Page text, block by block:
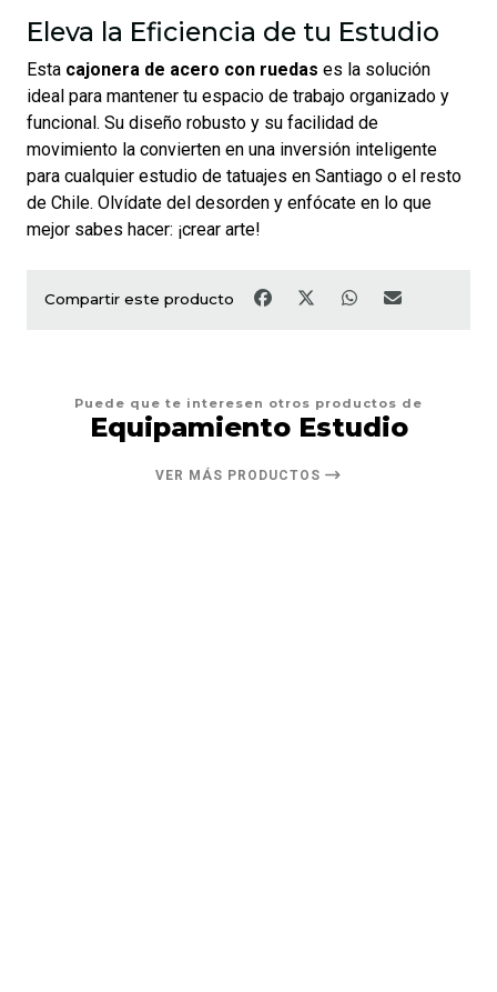
Eleva la Eficiencia de tu Estudio
Esta cajonera de acero con ruedas es la solución
ideal para mantener tu espacio de trabajo organizado y
funcional. Su diseño robusto y su facilidad de
movimiento la convierten en una inversión inteligente
para cualquier estudio de tatuajes en Santiago o el resto
de Chile. Olvídate del desorden y enfócate en lo que
mejor sabes hacer: ¡crear arte!
Compartir este producto
Puede que te interesen otros productos de
Equipamiento Estudio
VER MÁS PRODUCTOS